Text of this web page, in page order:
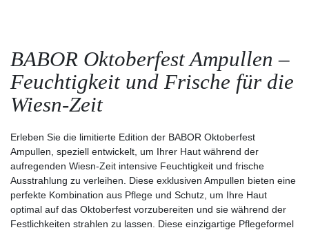
BABOR Oktoberfest Ampullen –
Feuchtigkeit und Frische für die
Wiesn-Zeit
Erleben Sie die limitierte Edition der BABOR Oktoberfest
Ampullen, speziell entwickelt, um Ihrer Haut während der
aufregenden Wiesn-Zeit intensive Feuchtigkeit und frische
Ausstrahlung zu verleihen. Diese exklusiven Ampullen bieten eine
perfekte Kombination aus Pflege und Schutz, um Ihre Haut
optimal auf das Oktoberfest vorzubereiten und sie während der
Festlichkeiten strahlen zu lassen. Diese einzigartige Pflegeformel